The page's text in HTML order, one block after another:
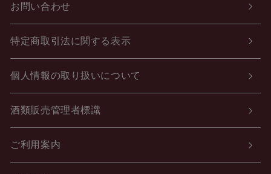
お問い合わせ
特定商取引法に関する表示
個人情報の取り扱いについて
酒類販売管理者標識
ご利用案内